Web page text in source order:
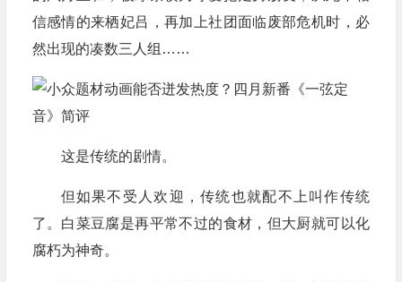
信感情的来栖妃吕，再加上社团面临废部危机时，必
然出现的凑数三人组……
这是传统的剧情。
但如果不受人欢迎，传统也就配不上叫作传统
了。白菜豆腐是再平常不过的食材，但大厨就可以化
腐朽为神奇。